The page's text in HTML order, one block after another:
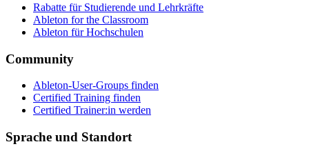
Rabatte für Studierende und Lehrkräfte
Ableton for the Classroom
Ableton für Hochschulen
Community
Ableton-User-Groups finden
Certified Training finden
Certified Trainer:in werden
Sprache und Standort